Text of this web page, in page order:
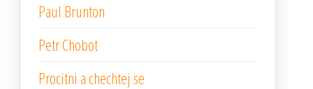
Paul Brunton
Petr Chobot
Procitni a chechtej se